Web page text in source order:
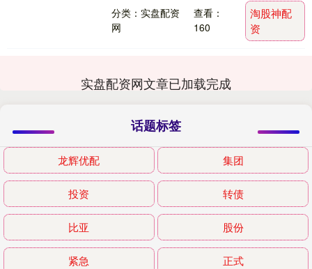
支出高达....
分类：实盘配资
网
查看：
160
淘股神配
资
实盘配资网文章已加载完成
话题标签
龙辉优配 集团
投资 转债
比亚 股份
紧急 正式